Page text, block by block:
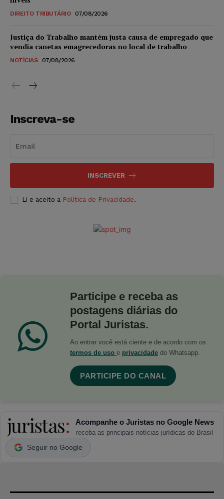
DIREITO TRIBUTÁRIO 07/08/2026
Justiça do Trabalho mantém justa causa de empregado que
vendia canetas emagrecedoras no local de trabalho
NOTÍCIAS 07/08/2026
Inscreva-se
INSCREVER
Li e aceito a Política de Privacidade.
Participe e receba as
postagens diárias do
Portal Juristas.
Ao entrar você está ciente e de acordo com os
termos de uso e privacidade do Whatsapp.
PARTICIPE DO CANAL
Acompanhe o Juristas no Google News
receba as principais notícias jurídicas do Brasil
Seguir no Google